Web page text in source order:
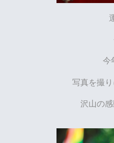
今
写真を撮
沢山の